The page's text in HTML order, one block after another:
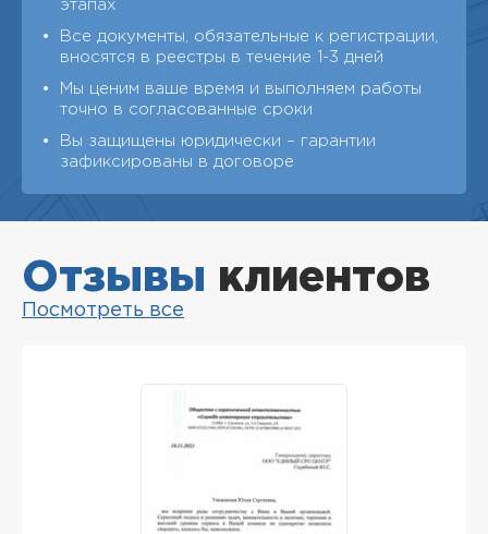
этапах
Все документы, обязательные к регистрации,
вносятся в реестры в течение 1-3 дней
Мы ценим ваше время и выполняем работы
точно в согласованные сроки
Вы защищены юридически – гарантии
зафиксированы в договоре
Отзывы клиентов
Посмотреть все